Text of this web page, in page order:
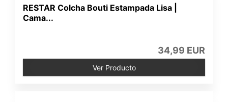
RESTAR Colcha Bouti Estampada Lisa |
Cama...
34,99 EUR
Ver Producto